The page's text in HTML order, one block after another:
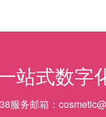
站式数字
服务邮箱：